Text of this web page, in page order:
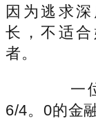
因为逃求
长，不适
者。
一位
6/4。0的金